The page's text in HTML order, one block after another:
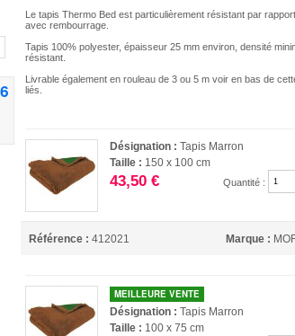
Le tapis Thermo Bed est particulièrement résistant par
avec rembourrage.
Tapis 100% polyester, épaisseur 25 mm environ, densité
résistant.
Livrable également en rouleau de 3 ou 5 m voir en bas de
liés.
Désignation :Tapis Marron
Taille : 150 x 100 cm
43,50 € Quantité :
Référence : 412021 Marque :
MEILLEURE VENTE
Désignation :Tapis Marron
Taille : 100 x 75 cm